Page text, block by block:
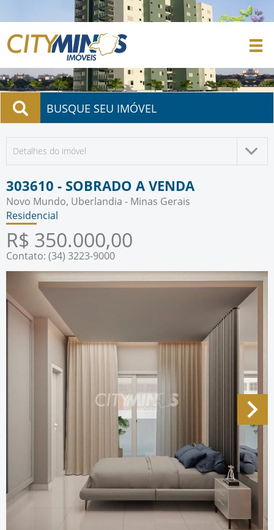
BUSQUE SEU IMÓVEL
Detalhes do imóvel
303610 - SOBRADO A VENDA
Novo Mundo, Uberlandia - Minas Gerais
Residencial
R$ 350.000,00
Contato: (34) 3223-9000